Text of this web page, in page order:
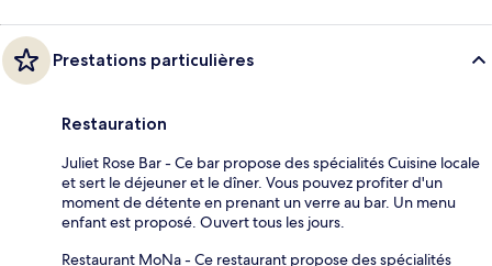
Prestations particulières
Restauration
Juliet Rose Bar - Ce bar propose des spécialités Cuisine locale
et sert le déjeuner et le dîner. Vous pouvez profiter d'un
moment de détente en prenant un verre au bar. Un menu
enfant est proposé. Ouvert tous les jours.
Restaurant MoNa - Ce restaurant propose des spécialités